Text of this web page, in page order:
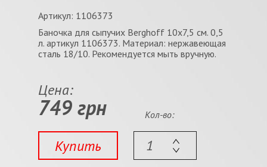
Артикул: 1106373
Баночка для сыпучих Berghoff 10х7,5 см. 0,5
л. артикул 1106373. Материал: нержавеющая
сталь 18/10. Рекомендуется мыть вручную.
Цена:
749 грн
Купить
Кол-во: